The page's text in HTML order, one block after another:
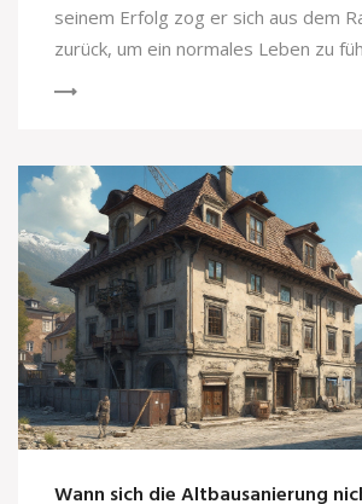
seinem Erfolg zog er sich aus dem
zurück, um ein normales Leben zu
das auf die Fans und die Serie hatte.
Parallelen zwischen seiner
praktischen Heimwerkerprojekten?
Wann sich die Altbausanierung